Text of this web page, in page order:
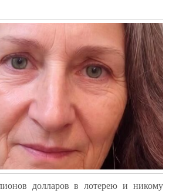
долларов в лотерею и никому